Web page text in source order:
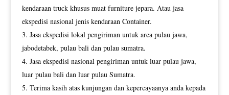
kendaraan truck khusus muat furniture jepara. Atau jasa
ekspedisi nasional jenis kendaraan Container.
Jasa ekspedisi lokal pengiriman untuk area pulau jawa,
jabodetabek, pulau bali dan pulau sumatra.
Jasa ekspedisi nasional pengiriman untuk luar pulau jawa,
luar pulau bali dan luar pulau Sumatra.
Terima kasih atas kunjungan dan kepercayaanya anda kepada